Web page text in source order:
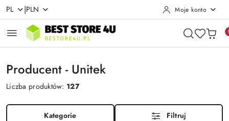
Przejdź do treści głównej
Przejdź do wyszukiwarki
Przejdź do moje konto
Przejdź do menu głównego
Przejdź do stopki
PL |PLN Moje konto
Producent - Unitek
Liczba produktów: 127
Kategorie Filtruj